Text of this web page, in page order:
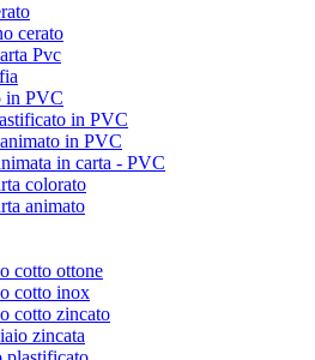
cerato
Pvc
in PVC
in PVC
in PVC
in carta - PVC
colorato
animato
cotto ottone
cotto inox
cotto zincato
zincata